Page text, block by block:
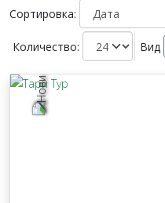
Сортировка:
Количество: Вид